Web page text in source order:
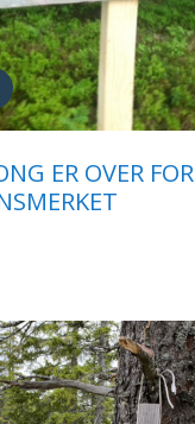
ER OVER FOR